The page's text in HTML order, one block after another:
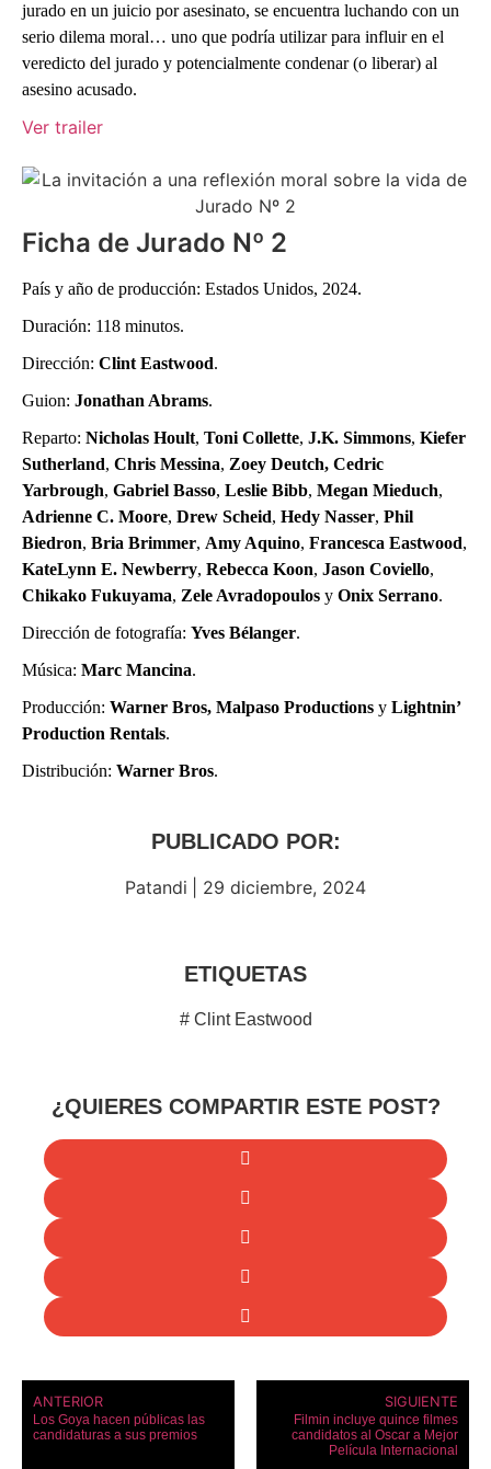
jurado en un juicio por asesinato, se encuentra luchando con un
serio dilema moral… uno que podría utilizar para influir en el
veredicto del jurado y potencialmente condenar (o liberar) al
asesino acusado.
Ver trailer
Ficha de Jurado Nº 2
País y año de producción: Estados Unidos, 2024.
Duración: 118 minutos.
Dirección: Clint Eastwood.
Guion: Jonathan Abrams.
Reparto: Nicholas Hoult, Toni Collette, J.K. Simmons, Kiefer
Sutherland, Chris Messina, Zoey Deutch, Cedric
Yarbrough, Gabriel Basso, Leslie Bibb, Megan Mieduch,
Adrienne C. Moore, Drew Scheid, Hedy Nasser, Phil
Biedron, Bria Brimmer, Amy Aquino, Francesca Eastwood,
KateLynn E. Newberry, Rebecca Koon, Jason Coviello,
Chikako Fukuyama, Zele Avradopoulos y Onix Serrano.
Dirección de fotografía: Yves Bélanger.
Música: Marc Mancina.
Producción: Warner Bros, Malpaso Productions y Lightnin’
Production Rentals.
Distribución: Warner Bros.
PUBLICADO POR:
Patandi 29 diciembre, 2024
ETIQUETAS
# Clint Eastwood
¿QUIERES COMPARTIR ESTE POST?
ANTERIOR
Los Goya hacen públicas las
candidaturas a sus premios
SIGUIENTE
Filmin incluye quince filmes
candidatos al Oscar a Mejor
Película Internacional